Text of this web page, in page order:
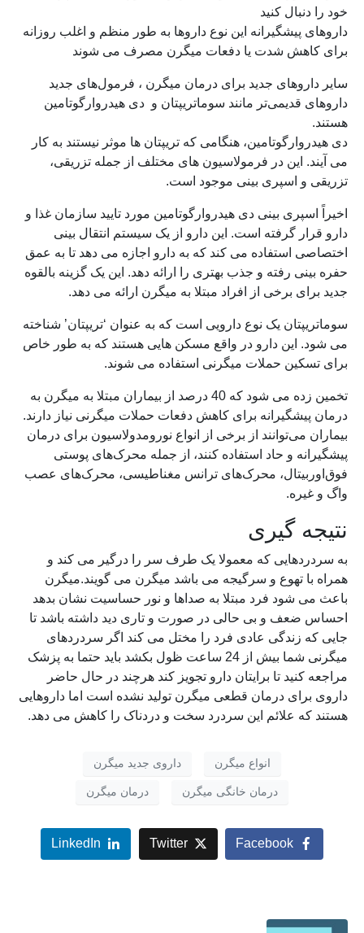
خود را دنبال کنید
داروهای پیشگیرانه این نوع داروها به طور منظم و اغلب روزانه
برای کاهش شدت یا دفعات میگرن مصرف می شوند
سایر داروهای جدید برای درمان میگرن ، فرمول‌های جدید
داروهای قدیمی‌تر مانند سوماتریپتان و دی هیدروارگوتامین
هستند.
دی هیدروارگوتامین، هنگامی که تریپتان ها موثر نیستند به کار
می آیند. این در فرمولاسیون های مختلف از جمله تزریقی،
تزریقی و اسپری بینی موجود است.
اخیراً اسپری بینی دی هیدروارگوتامین مورد تایید سازمان غذا و
دارو قرار گرفته است. این دارو از یک سیستم انتقال بینی
اختصاصی استفاده می کند که به دارو اجازه می دهد تا به عمق
حفره بینی رفته و جذب بهتری را ارائه دهد. این یک گزینه بالقوه
جدید برای برخی از افراد مبتلا به میگرن ارائه می دهد.
سوماتریپتان یک نوع دارویی است که به عنوان ‘تریپتان’ شناخته
می شود. این دارو در واقع مسکن هایی هستند که به طور خاص
برای تسکین حملات میگرنی استفاده می شوند.
تخمین زده می شود که 40 درصد از بیماران مبتلا به میگرن به
درمان پیشگیرانه برای کاهش دفعات حملات میگرنی نیاز دارند.
بیماران می‌توانند از برخی از انواع نورومدولاسیون برای درمان
پیشگیرانه و حاد استفاده کنند، از جمله محرک‌های پوستی
فوق‌اوربیتال، محرک‌های ترانس مغناطیسی، محرک‌های عصب
واگ و غیره.
نتیجه گیری
به سردردهایی که معمولا یک طرف سر را درگیر می کند و
همراه با تهوع و سرگیجه می باشد میگرن می گویند.میگرن
باعث می شود فرد مبتلا به صداها و نور حساسیت نشان بدهد
احساس ضعف و بی حالی در صورت و تاری دید داشته باشد تا
جایی که زندگی عادی فرد را مختل می کند اگر سردردهای
میگرنی شما بیش از 24 ساعت ظول بکشد باید حتما به پزشک
مراجعه کنید تا برایتان دارو تجویز کند هرچند در حال حاضر
داروی برای درمان قطعی میگرن تولید نشده است اما داروهایی
هستند که علائم این سردرد سخت و دردناک را کاهش می دهد.
انواع میگرن داروی جدید میگرن
درمان خانگی میگرن درمان میگرن
Facebook
Twitter
LinkedIn